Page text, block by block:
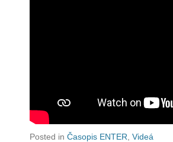
Posted in Časopis ENTER Videá